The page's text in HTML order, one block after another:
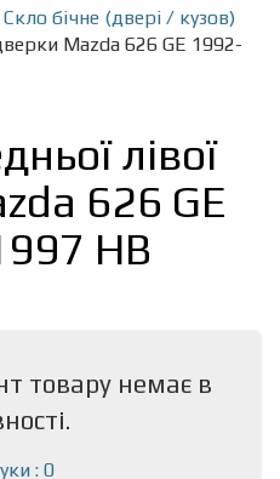
Скло бічне (двері / кузов)
Mazda 626 GE 1992-
лівої
626 GE
HB
товару немає в
: 0